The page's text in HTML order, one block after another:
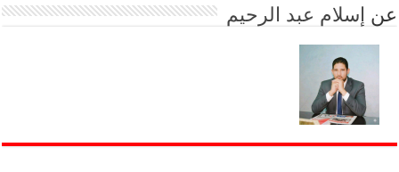
عن إسلام عبد الرحيم